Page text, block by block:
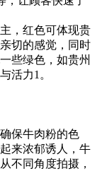
，红色可体现贵
切的感觉，同时
些绿色，如贵州
活力1。
保牛肉粉的色
来浓郁诱人，牛
不同角度拍摄，